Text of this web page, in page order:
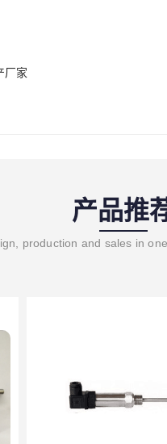
厂家
产品推
production and sales in